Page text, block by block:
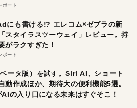
ポート
にも書ける!? エレコム×ゼブラの新
スタイラスツーウェイ」レビュー。持
がラクすぎた！
ポート
ータ版）を試す。Siri AI、ショート
動作成ほか、期待大の便利機能5選。
の入り口になる未来はすぐそこ！